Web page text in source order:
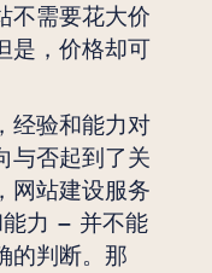
不需要花大价
是，价格却可
经验和能力对
与否起到了关
网站建设服务
力 – 并不能
的判断。那